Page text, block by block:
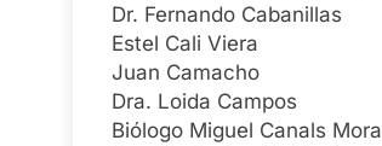
Dr. Fernando Cabanillas
Estel Cali Viera
Juan Camacho
Dra. Loida Campos
Biólogo Miguel Canals Mora